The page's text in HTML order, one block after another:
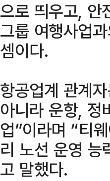
으로 띄우고, 안
그룹 여행사업
셈이다.
항공업계 관계
아니라 운항, 정
업”이라며 “티
리 노선 운영 능
고 말했다.